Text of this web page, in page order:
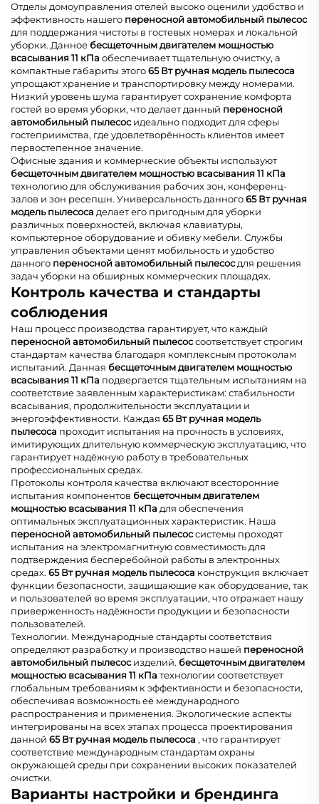
Отделы домоуправления отелей высоко оценили удобство и
эффективность нашего переносной автомобильный пылесос
для поддержания чистоты в гостевых номерах и локальной
уборки. Данное бесщеточным двигателем мощностью
всасывания 11 кПа обеспечивает тщательную очистку, а
компактные габариты этого65 Вт ручная модель пылесоса
упрощают хранение и транспортировку между номерами.
Низкий уровень шума гарантирует сохранение комфорта
гостей во время уборки, что делает данный переносной
автомобильный пылесосидеально подходит для сферы
гостеприимства, где удовлетворённость клиентов имеет
первостепенное значение.
Офисные здания и коммерческие объекты используют
бесщеточным двигателем мощностью всасывания 11 кПа
технологию для обслуживания рабочих зон, конференц-
залов и зон ресепшн. Универсальность данного65 Вт ручная
модель пылесоса делает его пригодным для уборки
различных поверхностей, включая клавиатуры,
компьютерное оборудование и обивку мебели. Службы
управления объектами ценят мобильность и удобство
данного переносной автомобильный пылесосдля решения
задач уборки на обширных коммерческих площадях.
Контроль качества и стандарты
соблюдения
Наш процесс производства гарантирует, что каждый
переносной автомобильный пылесоссоответствует строгим
стандартам качества благодаря комплексным протоколам
испытаний. Данная бесщеточным двигателем мощностью
всасывания 11 кПа подвергается тщательным испытаниям на
соответствие заявленным характеристикам: стабильности
всасывания, продолжительности эксплуатации и
энергоэффективности. Каждая 65 Вт ручная модель
пылесоса проходит испытания на прочность в условиях,
имитирующих длительную коммерческую эксплуатацию, что
гарантирует надёжную работу в требовательных
профессиональных средах.
Протоколы контроля качества включают всесторонние
испытания компонентов бесщеточным двигателем
мощностью всасывания 11 кПа для обеспечения
оптимальных эксплуатационных характеристик. Наша
переносной автомобильный пылесоссистемы проходят
испытания на электромагнитную совместимость для
подтверждения бесперебойной работы в электронных
средах. 65 Вт ручная модель пылесоса конструкция включает
функции безопасности, защищающие как оборудование, так
и пользователей во время эксплуатации, что отражает нашу
приверженность надёжности продукции и безопасности
пользователей.
Технологии. Международные стандарты соответствия
определяют разработку и производство нашей переносной
автомобильный пылесосизделий. бесщеточным двигателем
мощностью всасывания 11 кПа технологии соответствует
глобальным требованиям к эффективности и безопасности,
обеспечивая возможность её международного
распространения и применения. Экологические аспекты
интегрированы на всех этапах процесса проектирования
данной 65 Вт ручная модель пылесоса , что гарантирует
соответствие международным стандартам охраны
окружающей среды при сохранении высоких показателей
очистки.
Варианты настройки и брендинга